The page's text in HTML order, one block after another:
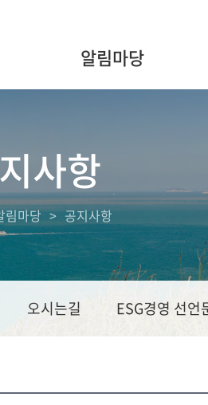
알림마당
사항
림마당 공지사항
오시는길 ESG경영 선언